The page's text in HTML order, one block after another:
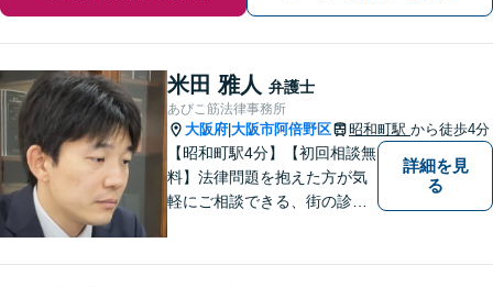
米田 雅人 弁護士
あびこ筋法律事務所
大阪府 大阪市阿倍野区 昭和町駅 から徒歩4分
【昭和町駅4分】【初回相談無
料】法律問題を抱えた方が気
軽にご相談できる、街の診療
詳細を見
る